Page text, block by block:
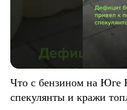
Что с бензином на Юге
спекулянты и кражи